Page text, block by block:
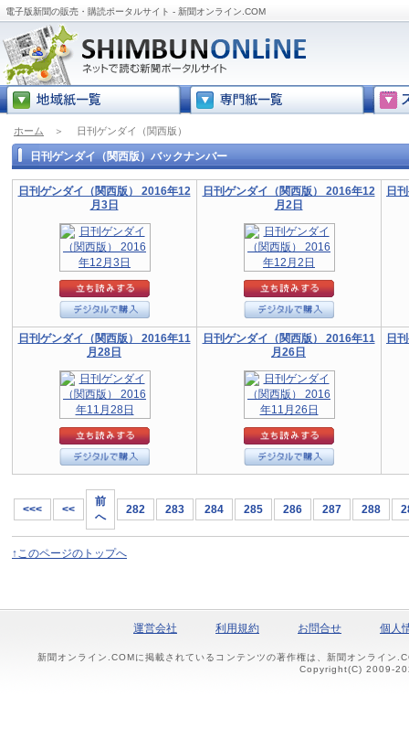
電子版新聞の販売・購読ポータルサイト - 新聞オンライン.COM
ホーム ＞ 日刊ゲンダイ（関西版）
日刊ゲンダイ（関西版）バックナンバー
日刊ゲンダイ（関西版） 2016年12
月3日
日刊ゲンダイ（関西版） 2016年12
月2日
日
日刊ゲンダイ（関西版） 2016年11
月28日
日刊ゲンダイ（関西版） 2016年11
月26日
日
<<< <<
前
へ
282 283 284 285 286 287 288
↑このページのトップへ
運営会社 利用規約 お問合せ 個人
新聞オンライン.COMに掲載されているコンテンツの著作権は、新聞オンライン
Copyright(C) 2009-